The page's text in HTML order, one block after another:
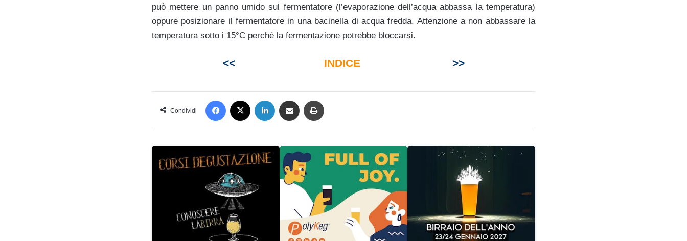
può mettere un panno umido sul fermentatore (l’evaporazione dell’acqua abbassa la temperatura)
oppure posizionare il fermentatore in una bacinella di acqua fredda. Attenzione a non abbassare la
temperatura sotto i 15°C perché la fermentazione potrebbe bloccarsi.
<< INDICE >>
Condividi
Facebook LinkedIn Condividi via mail